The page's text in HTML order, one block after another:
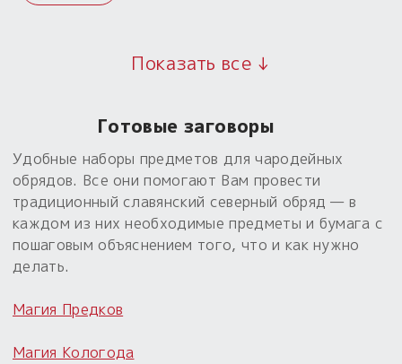
Показать все ↓
Готовые заговоры
Удобные наборы предметов для чародейных
обрядов. Все они помогают Вам провести
традиционный славянский северный обряд — в
каждом из них необходимые предметы и бумага с
пошаговым объяснением того, что и как нужно
делать.
Магия Предков
Магия Кологода